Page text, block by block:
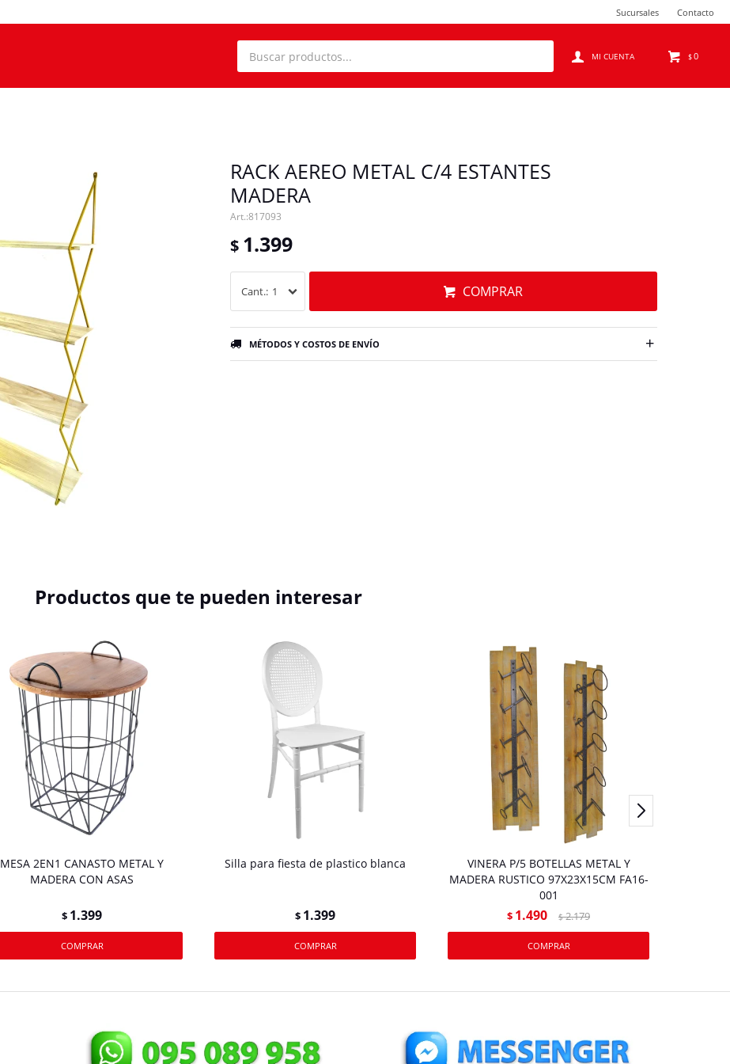
$0
Sucursales Contacto
RACK AEREO METAL C/4 ESTANTES
MADERA
817093
$ 1.399
1 COMPRAR
MÉTODOS Y COSTOS DE ENVÍO
Productos que te pueden interesar
MESA 2EN1 CANASTO METAL Y
MADERA CON ASAS
$ 1.399
Silla para fiesta de plastico blanca
$ 1.399
VINERA P/5 BOTELLAS METAL Y
MADERA RUSTICO 97X23X15CM FA16-
001
$ 1.490 $ 2.179